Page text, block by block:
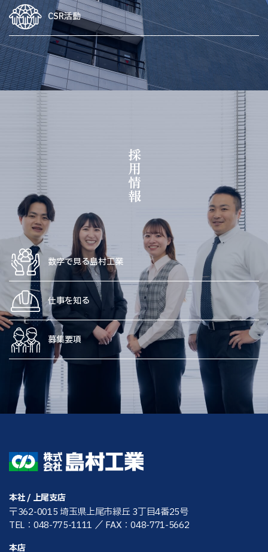
CSR活動
採用情報
数字で見る島村工業
仕事を知る
募集要項
本社 / 上尾支店
〒362-0015 埼玉県上尾市緑丘 3丁目4番25号
TEL：048-775-1111 ／ FAX：048-771-5662
本店